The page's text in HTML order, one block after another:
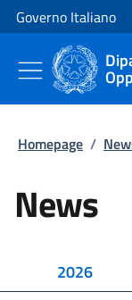
Vai al contenuto
Vai alla navigazione
Governo Italiano
Homepage /
News
2026